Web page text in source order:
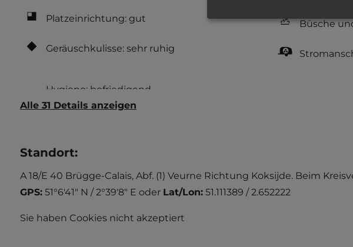
Platzeinrichtung: gut
Geräuschkulisse: sehr ruhig
Büsche
Alle 31 Details anzeigen
Standort:
A 18/E 40 Brügge-Calais, Abf. (1) Veurne Richtung Koksijde. Beim
GPS: 51°6'41" N / 2°39'8" E oder Lat/Lon: 51.111389 / 2.652222
Sie haben Cookies nicht akzeptiert